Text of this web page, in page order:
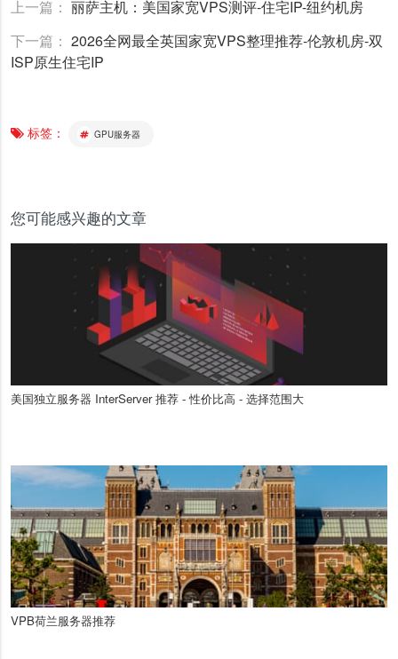
上一篇： 丽萨主机：美国家宽VPS测评-住宅IP-纽约机房
下一篇： 2026全网最全英国家宽VPS整理推荐-伦敦机房-双
ISP原生住宅IP
标签： GPU服务器
您可能感兴趣的文章
美国独立服务器 InterServer 推荐 - 性价比高 - 选择范围大
VPB荷兰服务器推荐